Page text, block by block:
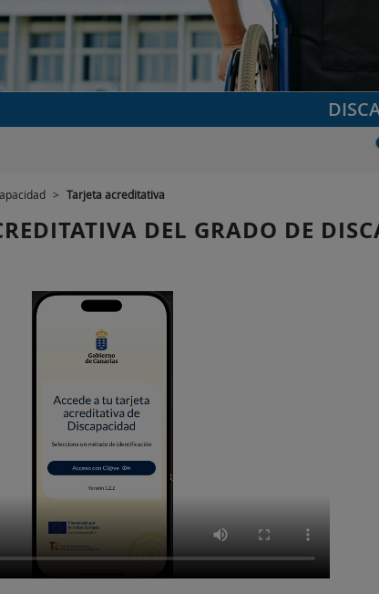
> Tarjeta acreditativa
DEL GRADO DE